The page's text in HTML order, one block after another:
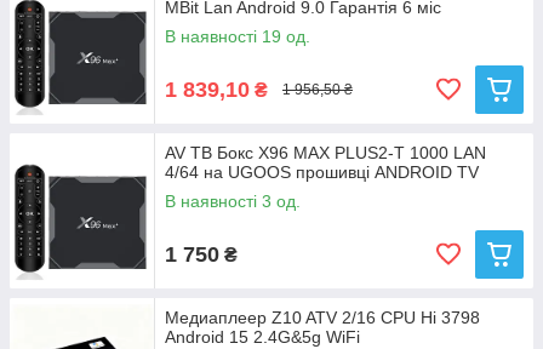
MBit Lan Android 9.0 Гарантія 6 міс
В наявності 19 од.
1 839,10 ₴ 1 956,50 ₴
AV ТВ Бокс X96 MAX PLUS2-T 1000 LAN
4/64 на UGOOS прошивці ANDROID TV
В наявності 3 од.
1 750 ₴
Медиаплеер Z10 ATV 2/16 CPU Hi 3798
Android 15 2.4G&5g WiFi